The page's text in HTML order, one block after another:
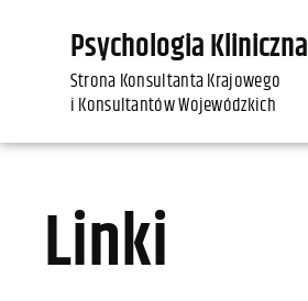
Psychologia Kliniczna
Strona Konsultanta Krajowego
i Konsultantów Wojewódzkich
Linki